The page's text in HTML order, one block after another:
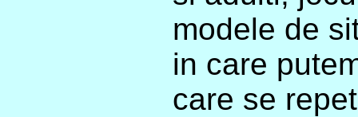
modele de
in care
care se